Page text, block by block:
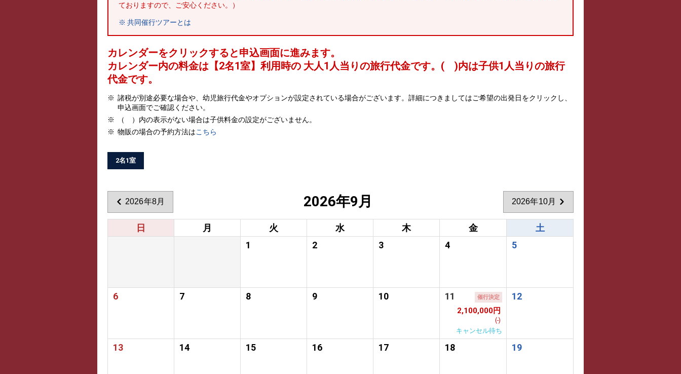
ておりますので、ご安心ください。）
※ 共同催行ツアーとは
カレンダーをクリックすると申込画面に進みます。
カレンダー内の料金は 【2名1室】利用時の 大人1人当りの旅行代金です。 ( )内は子供1人当りの旅行
代金です。
諸税が別途必要な場合や、幼児旅行代金やオプションが設定されている場合がございます。詳細につきましてはご希望の出発日をクリックし、
申込画面でご確認ください。
（ ）内の表示がない場合は子供料金の設定がございません。
物販の場合の予約方法はこちら
2名1室
2026年8月 2026年9月 2026年10月
日 月 火 水 木 金
土
1
2 3 4 5
6 7 8 9 10 11 催行決定
2,100,000円
(-)
キャンセル待ち
12
13 14 15 16 17 18 19